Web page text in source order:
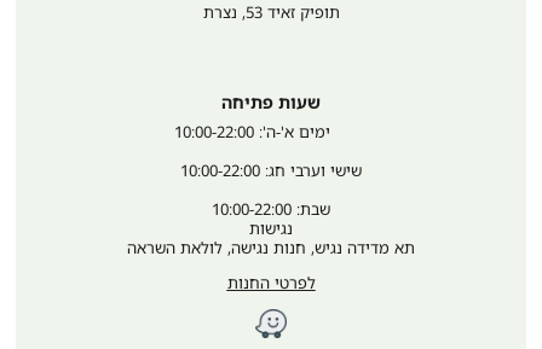
תופיק זאיד 53 , נצרת
שעות פתיחה
שישי וערבי חג: 10:00-22:00
שבת: 10:00-22:00
נגישות
תא מדידה נגיש, חנות נגישה, לולאת השראה
לפרטי החנות